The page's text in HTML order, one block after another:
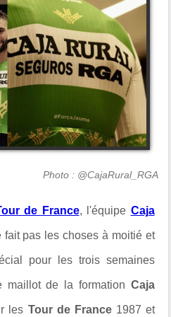
Photo : @CajaRural_RGA
de France, l'équipe Caja
fait pas les choses à moitié et
pour les trois semaines
maillot de la formation Caja
les Tour de France 1987 et